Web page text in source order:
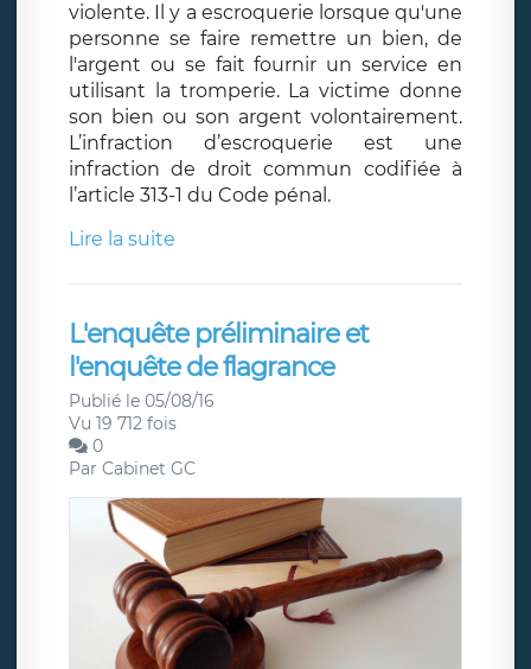
violente. Il y a escroquerie lorsque qu'une
personne se faire remettre un bien, de
l'argent ou se fait fournir un service en
utilisant la tromperie. La victime donne
son bien ou son argent volontairement.
L’infraction d’escroquerie est une
infraction de droit commun codifiée à
l’article 313-1 du Code pénal.
Lire la suite
L'enquête préliminaire et
l'enquête de flagrance
Publié le 05/08/16
Vu 19 712 fois
0
Par Cabinet GC